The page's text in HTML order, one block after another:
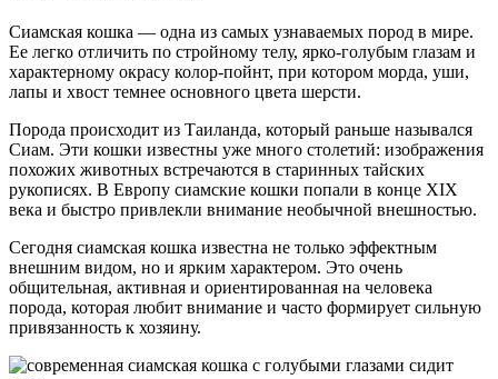
Сиамская кошка — одна из самых узнаваемых пород в мире.
Ее легко отличить по стройному телу, ярко-голубым глазам и
характерному окрасу колор-пойнт, при котором морда, уши,
лапы и хвост темнее основного цвета шерсти.
Порода происходит из Таиланда, который раньше назывался
Сиам. Эти кошки известны уже много столетий: изображения
похожих животных встречаются в старинных тайских
рукописях. В Европу сиамские кошки попали в конце XIX
века и быстро привлекли внимание необычной внешностью.
Сегодня сиамская кошка известна не только эффектным
внешним видом, но и ярким характером. Это очень
общительная, активная и ориентированная на человека
порода, которая любит внимание и часто формирует сильную
привязанность к хозяину.